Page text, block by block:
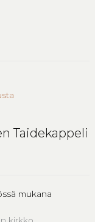
Taidekappeli
mukana